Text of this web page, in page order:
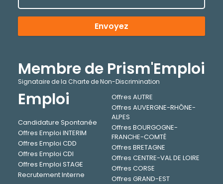
Envoyez
Membre de Prism'Emploi
Signataire de la Charte de Non-Discrimination
Emploi
Candidature Spontanée
Offres Emploi INTERIM
Offres Emploi CDD
Offres Emploi CDI
Offres Emploi STAGE
Recrutement Interne
Offres AUTRE
Offres AUVERGNE-RHÔNE-
ALPES
Offres BOURGOGNE-
FRANCHE-COMTÉ
Offres BRETAGNE
Offres CENTRE-VAL DE LOIRE
Offres CORSE
Offres GRAND-EST